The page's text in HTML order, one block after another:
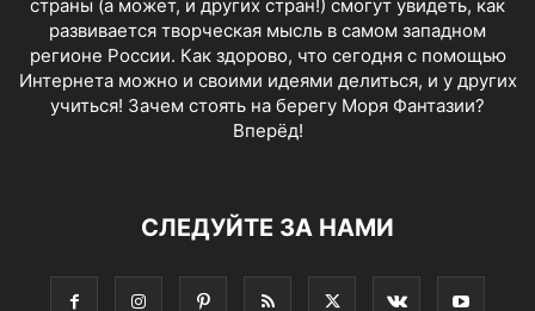
страны (а может, и других стран!) смогут увидеть, как
развивается творческая мысль в самом западном
регионе России. Как здорово, что сегодня с помощью
Интернета можно и своими идеями делиться, и у других
учиться! Зачем стоять на берегу Моря Фантазии?
Вперёд!
СЛЕДУЙТЕ ЗА НАМИ